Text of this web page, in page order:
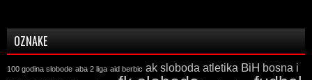
OZNAKE
100 godina slobode aba 2 liga aid berbic ak sloboda atletika BiH bosna i